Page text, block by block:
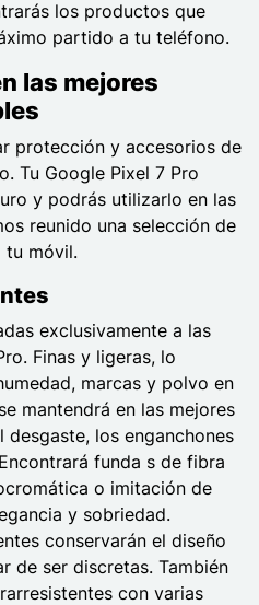
los productos que
partido a tu teléfono.
las mejores
protección y accesorios de
Tu Google Pixel 7 Pro
y podrás utilizarlo en las
reunido una selección de
tu móvil.
exclusivamente a las
Finas y ligeras, lo
marcas y polvo en
mantendrá en las mejores
los enganchones
funda s de fibra
o imitación de
y sobriedad.
conservarán el diseño
de ser discretas. También
con varias